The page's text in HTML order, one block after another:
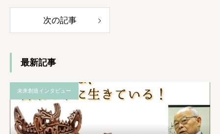
次の記事
最新記事
未来創造インタビュー